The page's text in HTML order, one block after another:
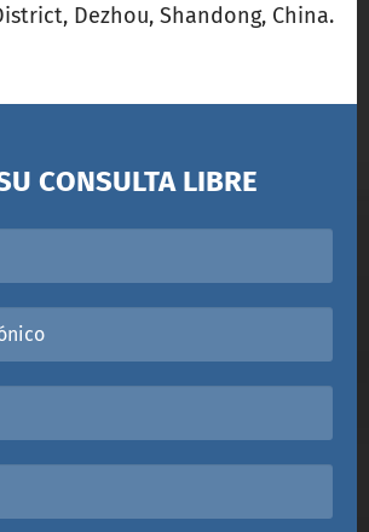
Dezhou, Shandong, China.
CONSULTA LIBRE